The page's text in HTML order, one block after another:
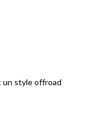
un style offroad